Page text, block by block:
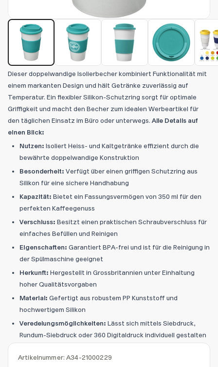
Artikelnummer:A34-21000229
Dieser doppelwandige Isolierbecher kombiniert Funktionalität mit
einem markanten Design und hält Getränke zuverlässig auf
Temperatur. Ein flexibler Silikon-Schutzring sorgt für optimale
Griffigkeit und macht den Becher zum idealen Werbeartikel für
den täglichen Einsatz im Büro oder unterwegs. Alle Details auf
einen Blick:
Nutzen: Isoliert Heiss- und Kaltgetränke effizient durch die
bewährte doppelwandige Konstruktion
Besonderheit: Verfügt über einen griffigen Schutzring aus
Silikon für eine sichere Handhabung
Kapazität: Bietet ein Fassungsvermögen von 350 ml für den
perfekten Kaffeegenuss
Verschluss: Besitzt einen praktischen Schraubverschluss für
einfaches Befüllen und Reinigen
Eigenschaften: Garantiert BPA-frei und ist für die Reinigung in
der Spülmaschine geeignet
Herkunft: Hergestellt in Grossbritannien unter Einhaltung
hoher Qualitätsvorgaben
Material: Gefertigt aus robustem PP Kunststoff und
hochwertigem Silikon
Veredelungsmöglichkeiten: Lässt sich mittels Siebdruck,
Rundum-Siebdruck oder 360 Digitaldruck individuell gestalten